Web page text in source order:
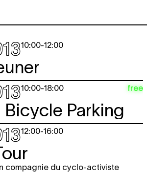
10:00-12:00
10:00-18:00 free
Parking
12:00-16:00
compagnie du cyclo-activiste